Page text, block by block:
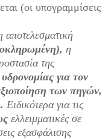
(οι υπογραμμίσεις
αποτελεσματική
η
της
για τον
των πηγών,
Ειδικότερα για τις
ελλειμματικές σε
εξασφάλισης